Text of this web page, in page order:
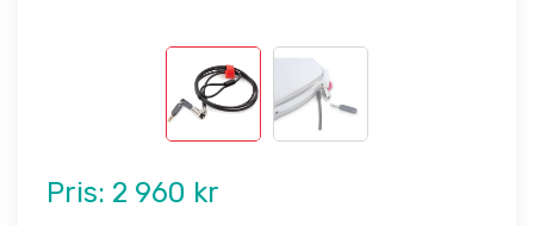
Pris: 2 960 kr